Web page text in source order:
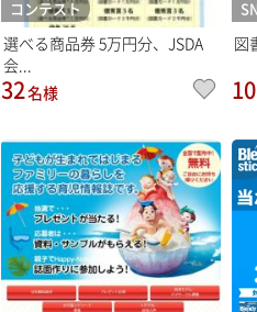
コンテスト
選べる商品券 5万円分、JSDA
会...
32名様
図
10